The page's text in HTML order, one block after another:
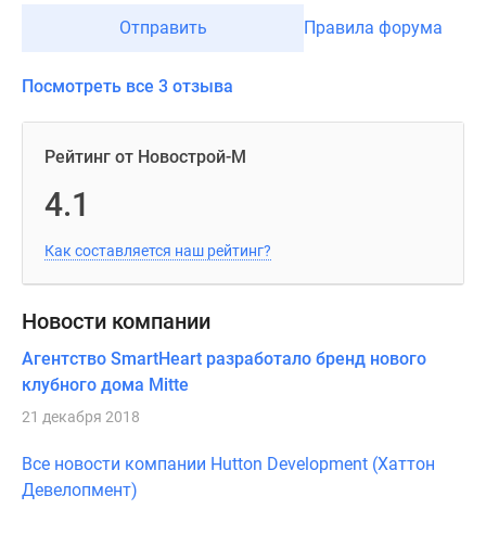
Отправить Правила форума
Посмотреть все 3 отзыва
Рейтинг от Новострой-М
4.1
Как составляется наш рейтинг?
Новости компании
Агентство SmartHeart разработало бренд нового
клубного дома Mitte
21 декабря 2018
Все новости компании Hutton Development (Хаттон
Девелопмент)